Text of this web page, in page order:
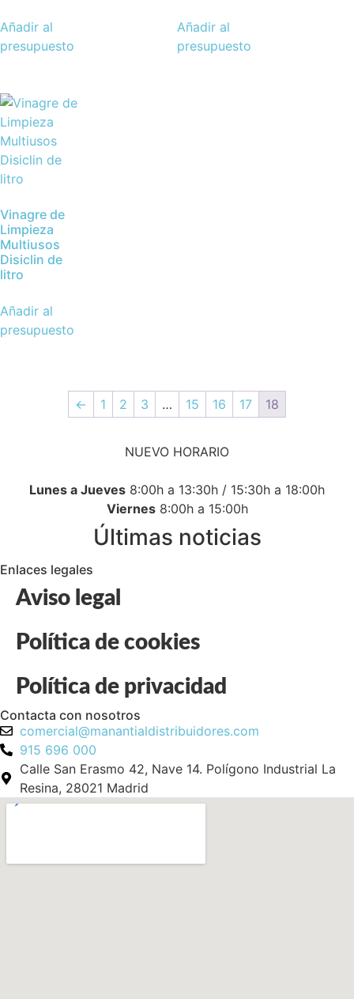
Añadir al
presupuesto
Añadir al
presupuesto
Vinagre de
Limpieza
Multiusos
Disiclin de
litro
Añadir al
presupuesto
← 1 2 3 … 15 16 17 18
NUEVO HORARIO
Lunes a Jueves 8:00h a 13:30h / 15:30h a 18:00h
Viernes8:00h a 15:00h
Últimas noticias
Enlaces legales
Aviso legal
Política de cookies
Política de privacidad
Contacta con nosotros
comercial@manantialdistribuidores.com
915 696 000
Calle San Erasmo 42, Nave 14. Polígono Industrial La
Resina, 28021 Madrid